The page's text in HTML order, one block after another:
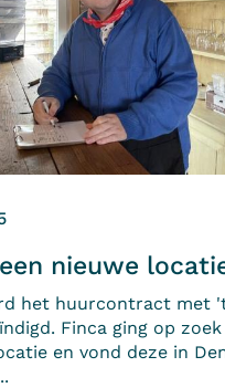
nieuwe
het huurcontract met
Finca ging op
en vond deze in